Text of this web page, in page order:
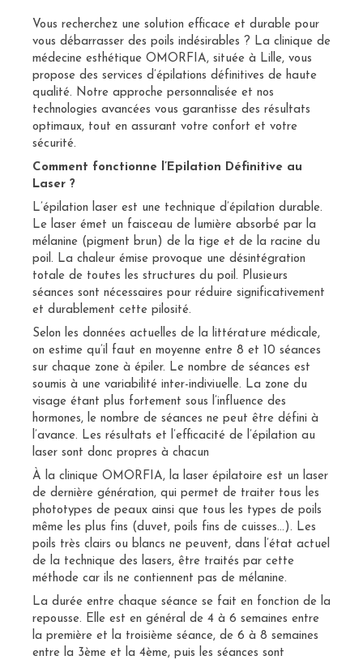
Vous recherchez une solution efficace et durable pour
vous débarrasser des poils indésirables ? La clinique de
médecine esthétique OMORFIA, située à Lille, vous
propose des services d’épilations définitives de haute
qualité. Notre approche personnalisée et nos
technologies avancées vous garantisse des résultats
optimaux, tout en assurant votre confort et votre
sécurité.
Comment fonctionne l’Epilation Définitive au
Laser ?
L’épilation laser est une technique d’épilation durable.
Le laser émet un faisceau de lumière absorbé par la
mélanine (pigment brun) de la tige et de la racine du
poil. La chaleur émise provoque une désintégration
totale de toutes les structures du poil. Plusieurs
séances sont nécessaires pour réduire significativement
et durablement cette pilosité.
Selon les données actuelles de la littérature médicale,
on estime qu’il faut en moyenne entre 8 et 10 séances
sur chaque zone à épiler. Le nombre de séances est
soumis à une variabilité inter-indiviuelle. La zone du
visage étant plus fortement sous l’influence des
hormones, le nombre de séances ne peut être défini à
l’avance. Les résultats et l’efficacité de l’épilation au
laser sont donc propres à chacun
À la clinique OMORFIA, la laser épilatoire est un laser
de dernière génération, qui permet de traiter tous les
phototypes de peaux ainsi que tous les types de poils
même les plus fins (duvet, poils fins de cuisses…). Les
poils très clairs ou blancs ne peuvent, dans l’état actuel
de la technique des lasers, être traités par cette
méthode car ils ne contiennent pas de mélanine.
La durée entre chaque séance se fait en fonction de la
repousse. Elle est en général de 4 à 6 semaines entre
la première et la troisième séance, de 6 à 8 semaines
entre la 3ème et la 4ème, puis les séances sont